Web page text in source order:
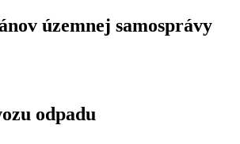
územnej samosprávy
odpadu